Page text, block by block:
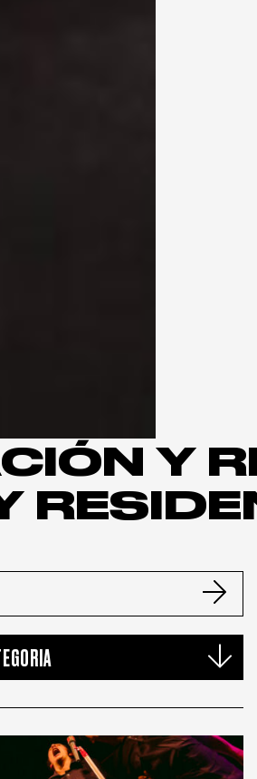
Y